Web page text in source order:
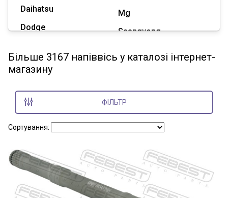
Daihatsu
Dodge
Great Wall
Hummer
Mg
Ssangyong
Показати всі марки
Більше 3167 напіввісь у каталозі інтернет-
магазину
ФІЛЬТР
Сортування: